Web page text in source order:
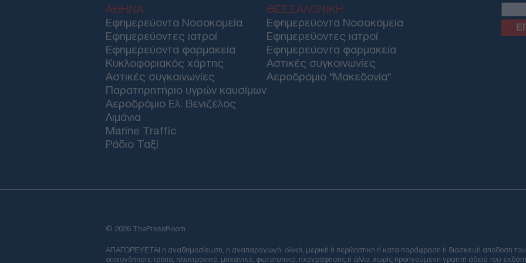
ΑΘΗΝΑ
Εφημερεύοντα Νοσοκομεία
Εφημερεύοντες ιατροί
Εφημερεύοντα φαρμακεία
Κυκλοφοριακός χάρτης
Αστικές συγκοινωνίες
Παρατηρητήριο υγρών καυσίμων
Αεροδρόμιο Ελ. Βενιζέλος
Λιμάνια
Marine Traffic
Ράδιο Ταξί
ΘΕΣΣΑΛΟΝΙΚΗ
Εφημερεύοντα Νοσοκομεία
Εφημερεύοντες ιατροί
Εφημερεύοντα φαρμακεία
Αστικές συγκοινωνίες
Αεροδρόμιο "Μακεδονία"
© 2026 ThePressRoom
ΑΠΑΓΟΡΕΥΕΤΑΙ η αναδημοσίευση, η αναπαραγωγή, ολική, μερική ή περιληπτική ή κατά παράφραση ή διασκευή απόδοση
οποιονδήποτε τρόπο, ηλεκτρονικό, μηχανικό, φωτοτυπικό, ηχογράφησης ή άλλο, χωρίς προηγούμενη γραπτή άδεια του εκδότη.